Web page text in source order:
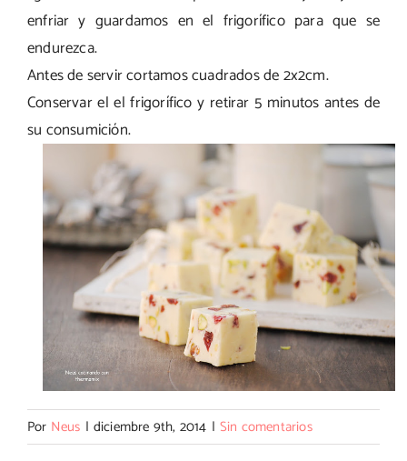
enfriar y guardamos en el frigorífico para que se
endurezca.
Antes de servir cortamos cuadrados de 2x2cm.
Conservar el el frigorífico y retirar 5 minutos antes de
su consumición.
Por Neus | diciembre 9th, 2014 | Sin comentarios